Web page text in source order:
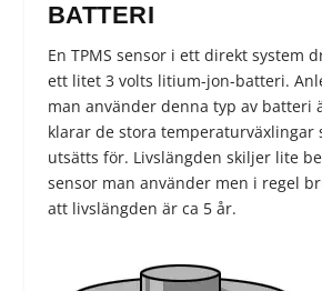
BATTERI
En TPMS sensor i ett direkt system
ett litet 3 volts litium-jon-batteri.
man använder denna typ av batteri
klarar de stora temperaturväxlingar
utsätts för. Livslängden skiljer lite
sensor man använder men i regel
att livslängden är ca 5 år.